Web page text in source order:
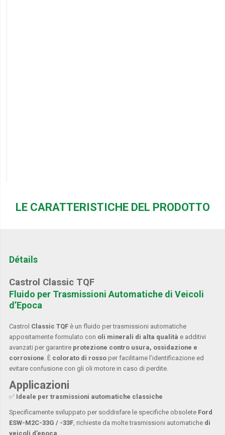
LE CARATTERISTICHE DEL PRODOTTO
Détails
Castrol Classic TQF
Fluido per Trasmissioni Automatiche di Veicoli
d’Epoca
Castrol Classic TQF è un fluido per trasmissioni automatiche
appositamente formulato con oli minerali di alta qualità e additivi
avanzati per garantire protezione contro usura, ossidazione e
corrosione. È colorato di rosso per facilitarne l’identificazione ed
evitare confusione con gli oli motore in caso di perdite.
Applicazioni
✅ Ideale per trasmissioni automatiche classiche
Specificamente sviluppato per soddisfare le specifiche obsolete Ford
ESW-M2C-33G / -33F, richieste da molte trasmissioni automatiche di
veicoli d’epoca